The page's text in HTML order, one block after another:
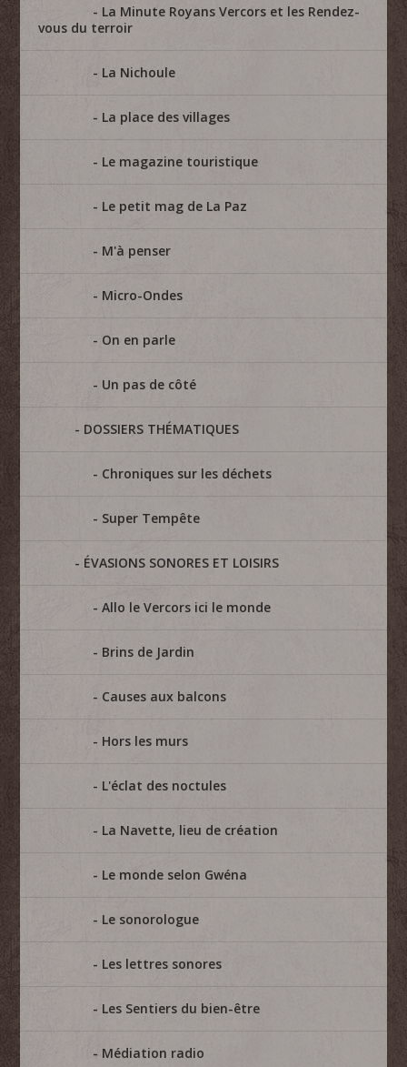
La Minute Royans Vercors et les Rendez-
vous du terroir
La Nichoule
La place des villages
Le magazine touristique
Le petit mag de La Paz
M'à penser
Micro-Ondes
On en parle
Un pas de côté
DOSSIERS THÉMATIQUES
Chroniques sur les déchets
Super Tempête
ÉVASIONS SONORES ET LOISIRS
Allo le Vercors ici le monde
Brins de Jardin
Causes aux balcons
Hors les murs
L'éclat des noctules
La Navette, lieu de création
Le monde selon Gwéna
Le sonorologue
Les lettres sonores
Les Sentiers du bien-être
Médiation radio